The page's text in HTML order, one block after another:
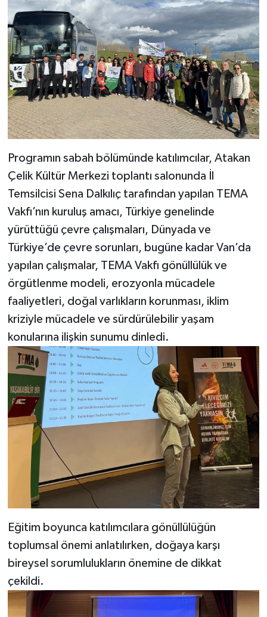
Programın sabah bölümünde katılımcılar, Atakan
Çelik Kültür Merkezi toplantı salonunda İl
Temsilcisi Sena Dalkılıç tarafından yapılan TEMA
Vakfı’nın kuruluş amacı, Türkiye genelinde
yürüttüğü çevre çalışmaları, Dünyada ve
Türkiye’de çevre sorunları, bugüne kadar Van’da
yapılan çalışmalar, TEMA Vakfı gönüllülük ve
örgütlenme modeli, erozyonla mücadele
faaliyetleri, doğal varlıkların korunması, iklim
kriziyle mücadele ve sürdürülebilir yaşam
konularına ilişkin sunumu dinledi.
Eğitim boyunca katılımcılara gönüllülüğün
toplumsal önemi anlatılırken, doğaya karşı
bireysel sorumlulukların önemine de dikkat
çekildi.